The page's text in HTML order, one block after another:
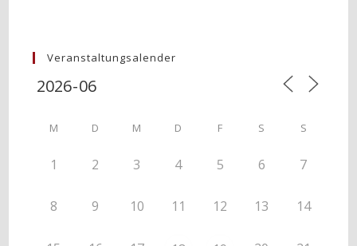
Veranstaltungsalender
M D M D F S S
1 2 3 4 5 6 7
8 9 10 11 12 13 14